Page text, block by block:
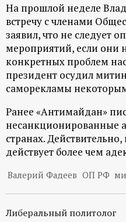
н
н
ы
й
п
о
р
т
На прошлой неделе
встречу с членами
заявил, что не следует
мероприятий, если они
конкретных проблем
президент осудил
саморекламы
Ранее «Антимайдан»
несанкционированные
странах.
действует более чем
Валерий Фадеев ОП РФ
Либеральный политолог